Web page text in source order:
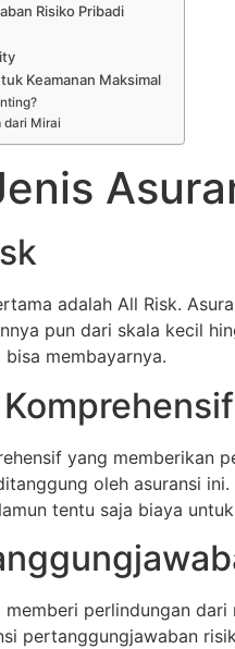
Risiko Pribadi
Keamanan Maksimal
dari Mirai
adalah All Risk.
pun dari skala kecil
membayarnya.
yang memberikan
oleh asuransi
tentu saja biaya
perlindungan
pertanggungjawaban